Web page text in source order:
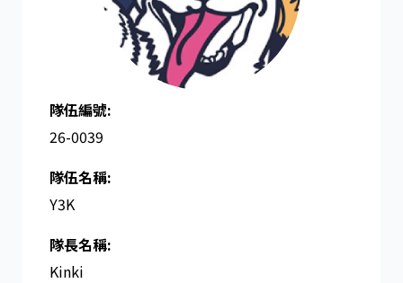
隊伍編號:
26-0039
隊伍名稱:
Y3K
隊長名稱​:
Kinki